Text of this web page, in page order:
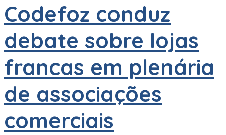
Codefoz conduz
debate sobre lojas
francas em plenária
de associações
comerciais